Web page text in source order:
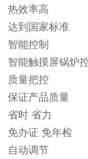
热效率高
达到国家标准
智能控制
智能触摸屏锅炉
质量把控
保证产品质量
省时 省力
免办证 免年检
自动调节